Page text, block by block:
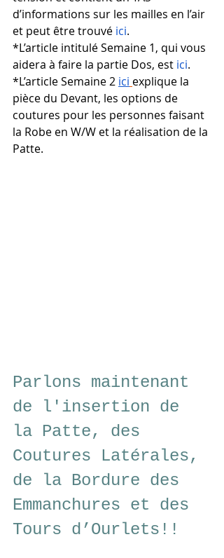
d’informations sur les mailles en l’air
et peut être trouvé ici.
*L’article intitulé Semaine 1, qui vous
aidera à faire la partie Dos, est ici.
*L’article Semaine 2 ici explique la
pièce du Devant, les options de
coutures pour les personnes faisant
la Robe en W/W et la réalisation de la
Patte.
Parlons maintenant
de l'insertion de
la Patte, des
Coutures Latérales,
de la Bordure des
Emmanchures et des
Tours d’Ourlets!!